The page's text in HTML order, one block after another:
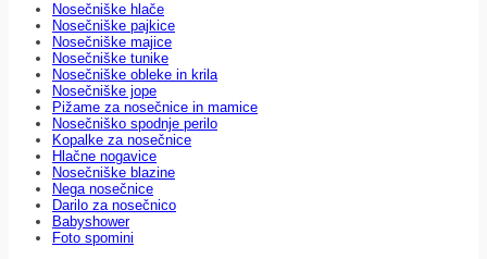
Nosečniške hlače
Nosečniške pajkice
Nosečniške majice
Nosečniške tunike
Nosečniške obleke in krila
Nosečniške jope
Pižame za nosečnice in mamice
Nosečniško spodnje perilo
Kopalke za nosečnice
Hlačne nogavice
Nosečniške blazine
Nega nosečnice
Darilo za nosečnico
Babyshower
Foto spomini